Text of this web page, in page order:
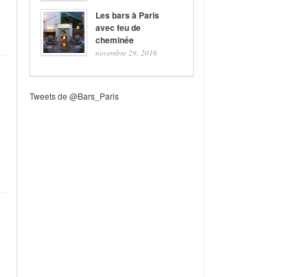
Les bars à Paris
avec feu de
cheminée
novembre 29, 2016
Tweets de @Bars_Paris